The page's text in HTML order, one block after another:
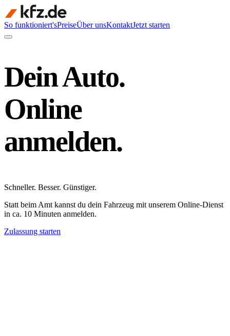
So funktioniert'sPreiseÜber unsKontaktJetzt starten
Dein Auto.
Online
anmelden.
Schneller. Besser. Günstiger.
Statt beim Amt kannst du dein Fahrzeug mit unserem Online-Dienst
in ca. 10 Minuten anmelden.
Zulassung starten